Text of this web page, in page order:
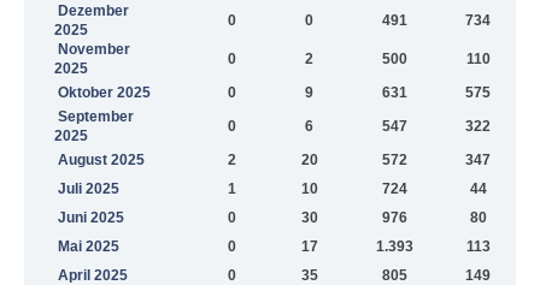
Dezember
2025
0 0 491
734
November
2025
0 2 500
110
Oktober 2025
0 9 631
575
September
2025
0 6 547
322
August 2025
2 20 572
347
Juli 2025
1 10 724
44
Juni 2025
0 30 976
80
Mai 2025
0 17 1.393
113
April 2025
0 35 805
149